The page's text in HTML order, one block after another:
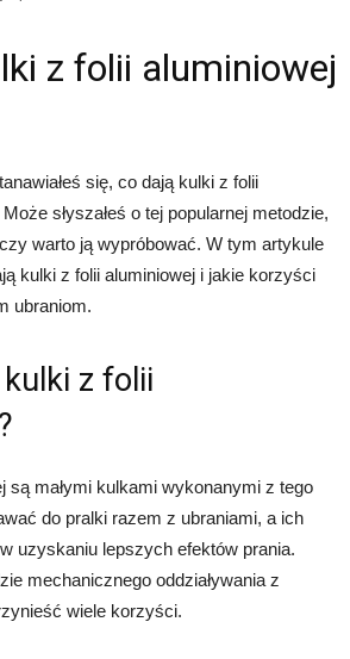
z folii aluminiowej
się, co dają kulki z folii
słyszałeś o tej popularnej metodzie,
warto ją wypróbować. W tym artykule
kulki z folii aluminiowej i jakie korzyści
ubraniom.
kulki z folii
są małymi kulkami wykonanymi z tego
do pralki razem z ubraniami, a ich
uzyskaniu lepszych efektów prania.
mechanicznego oddziaływania z
wiele korzyści.